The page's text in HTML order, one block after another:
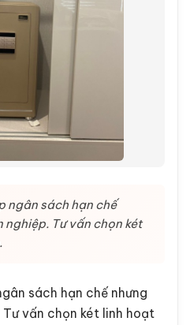
ngân sách hạn chế
nghiệp. Tư vấn chọn két
sách hạn chế nhưng
vấn chọn két linh hoạt